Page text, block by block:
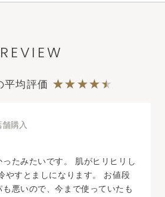
REVIEW
平均評価
購入
たみたいです。 肌がヒリヒリし
やすとましになります。 お値段
悪いので、今まで使っていたも